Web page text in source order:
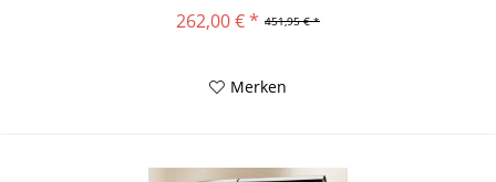
451,95 € *
262,00 € *
Merken